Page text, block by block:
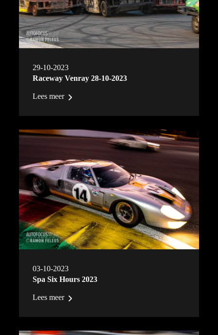
29-10-2023
Raceway Venray 28-10-2023
Lees meer
03-10-2023
Spa Six Hours 2023
Lees meer